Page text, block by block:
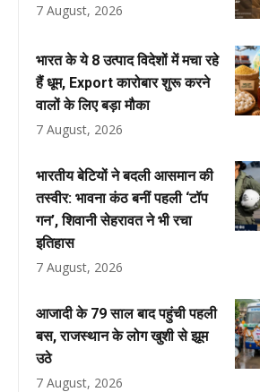
7 August, 2026
भारत के ये 8 उत्पाद विदेशों में मचा रहे
हैं धूम, Export कारोबार शुरू करने
वालों के लिए बड़ा मौका
7 August, 2026
भारतीय बेटियों ने बदली आसमान की
तस्वीर: भावना कंठ बनीं पहली ‘टॉप
गन’, शिवानी सेहरावत ने भी रचा
इतिहास
7 August, 2026
आजादी के 79 साल बाद पहुंची पहली
बस, राजस्थान के लोग खुशी से झूम
उठे
7 August, 2026